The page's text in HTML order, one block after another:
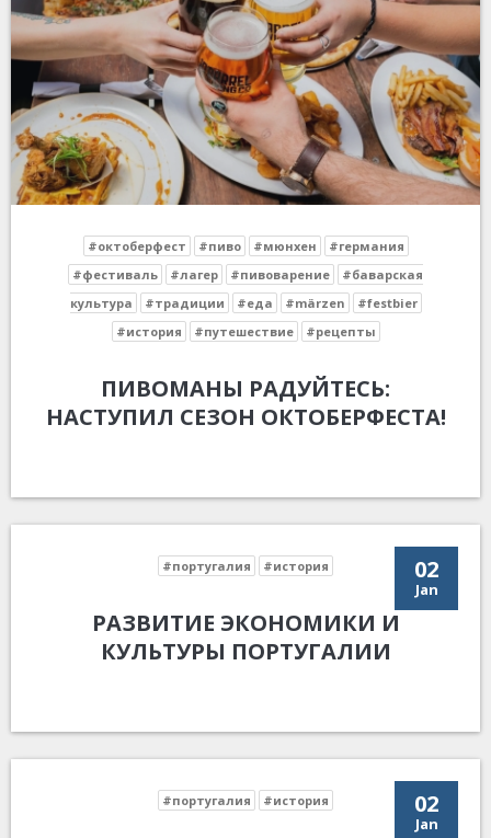
#октоберфест #пиво #мюнхен
#германия
#фестиваль
#лагер #пивоварение
#баварская
культура
#традиции #еда #märzen
#festbier
#история
#путешествие #рецепты
ПИВОМАНЫ РАДУЙТЕСЬ:
НАСТУПИЛ СЕЗОН ОКТОБЕРФЕСТА!
02
Jan
#португалия #история
РАЗВИТИЕ ЭКОНОМИКИ И
КУЛЬТУРЫ ПОРТУГАЛИИ
02
Jan
#португалия #история